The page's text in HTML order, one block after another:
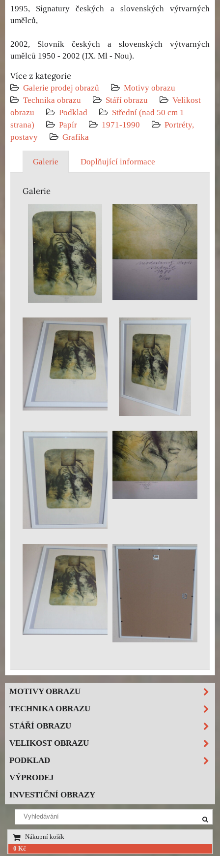
1995, Signatury českých a slovenských výtvarných
umělců,
2002, Slovník českých a slovenských výtvarných
umělců 1950 - 2002 (IX. Ml - Nou).
Více z kategorie
Galerie prodej obrazů
Motivy obrazu
Technika obrazu
Stáří obrazu
Velikost
obrazu
Podklad
Střední (nad 50 cm 1
strana)
Papír 1971-1990
Portréty,
postavy
Grafika
Galerie Doplňující informace
Galerie
MOTIVY OBRAZU
TECHNIKA OBRAZU
STÁŘÍ OBRAZU
VELIKOST OBRAZU
PODKLAD
VÝPRODEJ
INVESTIČNÍ OBRAZY
Nákupní košík
0 Kč